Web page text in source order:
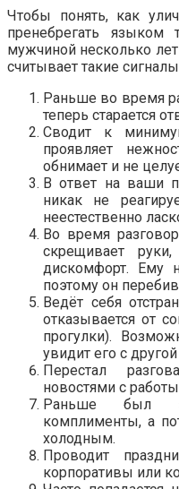
Чтобы понять, как
пренебрегать
мужчиной несколько
считывает такие
Раньше во время
теперь старается
Сводит к
проявляет
обнимает и не
В ответ на ваши
никак не
неестественно
Во время
скрещивает
дискомфорт. Ему
поэтому он
Ведёт себя
отказывается от
прогулки).
увидит его с
Перестал
новостями с
Раньше был
комплименты, а
холодным.
Проводит
корпоративы или